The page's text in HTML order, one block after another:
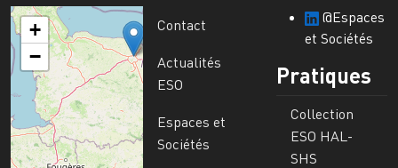
+
−
Contact
Actualités
ESO
Espaces et
Sociétés
@Espaces
et Sociétés
Pratiques
Collection
ESO HAL-
SHS